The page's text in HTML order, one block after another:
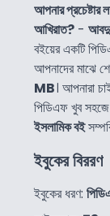
আপনার প্রচেষ্টার
আখিরাত? -
বইয়ের একটি
আপনাদের মাঝে
MB। আপনারা
পিডিএফ খুব
ইসলামিক বই
ইবুকের বিররণ
ইবুকের ধরণ: